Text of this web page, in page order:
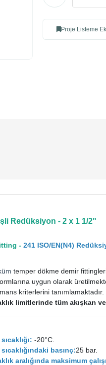
Proje Listeme
Redüksiyon - 2 x 1 1/2"
-241 ISO/EN(N4)
temper dökme demir
uygun olarak
kriterlerini
limitlerinde tüm akışkan
-20°C.
basınç:25 bar.
aralığında maksimum